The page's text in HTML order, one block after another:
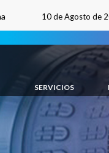
10 de Agosto de
SERVICIOS